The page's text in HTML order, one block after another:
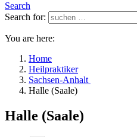
Search
Search for:
You are here:
Home
Heilpraktiker
Sachsen-Anhalt
Halle (Saale)
Halle (Saale)